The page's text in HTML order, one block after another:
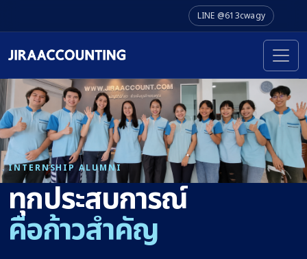
LINE @613cwagy
INTERNSHIP ALUMNI
ทุกประสบการณ์
คือก้าวสำคัญ